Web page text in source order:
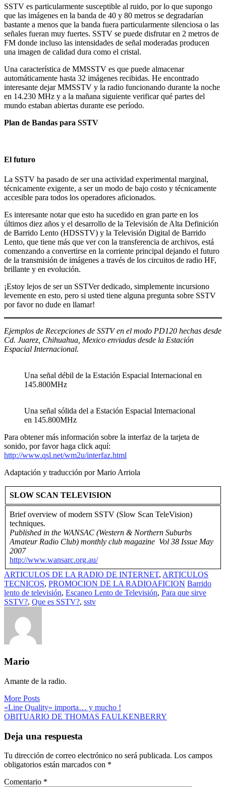
SSTV es particularmente susceptible al ruido, por lo que supongo
que las imágenes en la banda de 40 y 80 metros se degradarían
bastante a menos que la banda fuera particularmente silenciosa o las
señales fueran muy fuertes. SSTV se puede disfrutar en 2 metros de
FM donde incluso las intensidades de señal moderadas producen
una imagen de calidad dura como el cristal.
Una característica de MMSSTV es que puede almacenar
automáticamente hasta 32 imágenes recibidas. He encontrado
interesante dejar MMSSTV y la radio funcionando durante la noche
en 14.230 MHz y a la mañana siguiente verificar qué partes del
mundo estaban abiertas durante ese período.
Plan de Bandas para SSTV
El futuro
La SSTV ha pasado de ser una actividad experimental marginal,
técnicamente exigente, a ser un modo de bajo costo y técnicamente
accesible para todos los operadores aficionados.
Es interesante notar que esto ha sucedido en gran parte en los
últimos diez años y el desarrollo de la Televisión de Alta Definición
de Barrido Lento (HDSSTV) y la Televisión Digital de Barrido
Lento, que tiene más que ver con la transferencia de archivos, está
comenzando a convertirse en la corriente principal dejando el futuro
de la transmisión de imágenes a través de los circuitos de radio HF,
brillante y en evolución.
¡Estoy lejos de ser un SSTVer dedicado, simplemente incursiono
levemente en esto, pero si usted tiene alguna pregunta sobre SSTV
por favor no dude en llamar!
Ejemplos de Recepciones de SSTV en el modo PD120 hechas desde
Cd. Juarez, Chihuahua, Mexico enviadas desde la Estación
Espacial Internacional.
Una señal débil de la Estación Espacial Internacional en
145.800MHz
Una señal sólida del a Estación Espacial Internacional
en 145.800MHz
Para obtener más información sobre la interfaz de la tarjeta de
sonido, por favor haga click aquí:
http://www.qsl.net/wm2u/interfaz.html
Adaptación y traducción por Mario Arriola
SLOW SCAN TELEVISION
Brief overview of modern SSTV (Slow Scan TeleVision)
techniques.
Published in the WANSAC (Western & Northern Suburbs
Amateur Radio Club) monthly club magazine Vol 38 Issue May
2007
http://www.wansarc.org.au/
ARTICULOS DE LA RADIO DE INTERNET, ARTICULOS
TECNICOS, PROMOCION DE LA RADIOAFICION Barrido
lento de televisión, Escaneo Lento de Televisión, Para que sirve
SSTV?, Que es SSTV?, sstv
Mario
Amante de la radio.
More Posts
Navegación
de
entradas
«Line Quality» importa… y mucho !
OBITUARIO DE THOMAS FAULKENBERRY
Deja una respuesta
Tu dirección de correo electrónico no será publicada. Los campos
obligatorios están marcados con *
Comentario *